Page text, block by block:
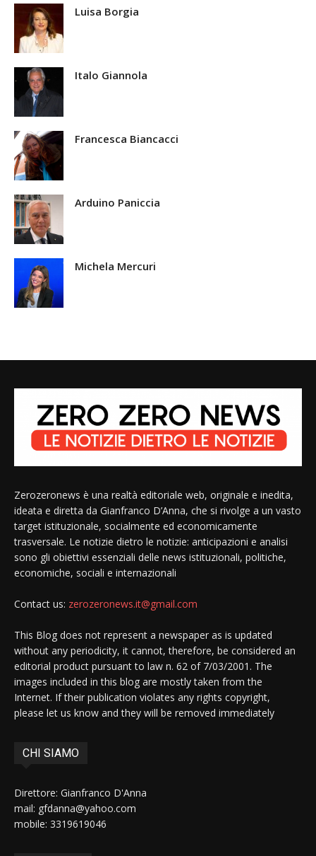
Luisa Borgia
Italo Giannola
Francesca Biancacci
Arduino Paniccia
Michela Mercuri
Zerozeronews è una realtà editoriale web, originale e inedita,
ideata e diretta da Gianfranco D’Anna, che si rivolge a un vasto
target istituzionale, socialmente ed economicamente
trasversale. Le notizie dietro le notizie: anticipazioni e analisi
sono gli obiettivi essenziali delle news istituzionali, politiche,
economiche, sociali e internazionali
Contact us: zerozeronews.it@gmail.com
This Blog does not represent a newspaper as is updated
without any periodicity, it cannot, therefore, be considered an
editorial product pursuant to law n. 62 of 7/03/2001. The
images included in this blog are mostly taken from the
Internet. If their publication violates any rights copyright,
please let us know and they will be removed immediately
CHI SIAMO
Direttore: Gianfranco D'Anna
mail: gfdanna@yahoo.com
mobile: 3319619046